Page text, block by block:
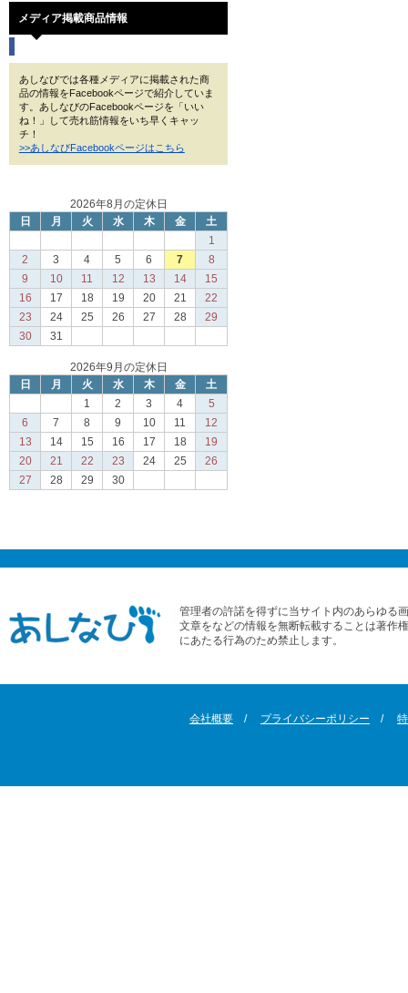
メディア掲載商品情報
あしなびでは各種メディアに掲載された商
品の情報をFacebookページで紹介していま
す。あしなびのFacebookページを「いい
ね！」して売れ筋情報をいち早くキャッ
チ！
>>あしなびFacebookページはこちら
2026年8月の定休日
日
月 火 水 木 金
土
1
2
3 4 5 6 7
8
9
10 11 12 13 14
15
16
17 18 19 20 21
22
23
24 25 26 27 28
29
30
31
2026年9月の定休日
日
月 火 水 木 金
土
1
2 3 4
5
6
7 8 9 10 11
12
13
14 15 16 17 18
19
20
21 22 23 24 25
26
27
28 29 30
管理者の許諾を得ずに当サイト内のあらゆる
文章をなどの情報を無断転載することは著作
にあたる行為のため禁止します。
会社概要 プライバシーポリシー